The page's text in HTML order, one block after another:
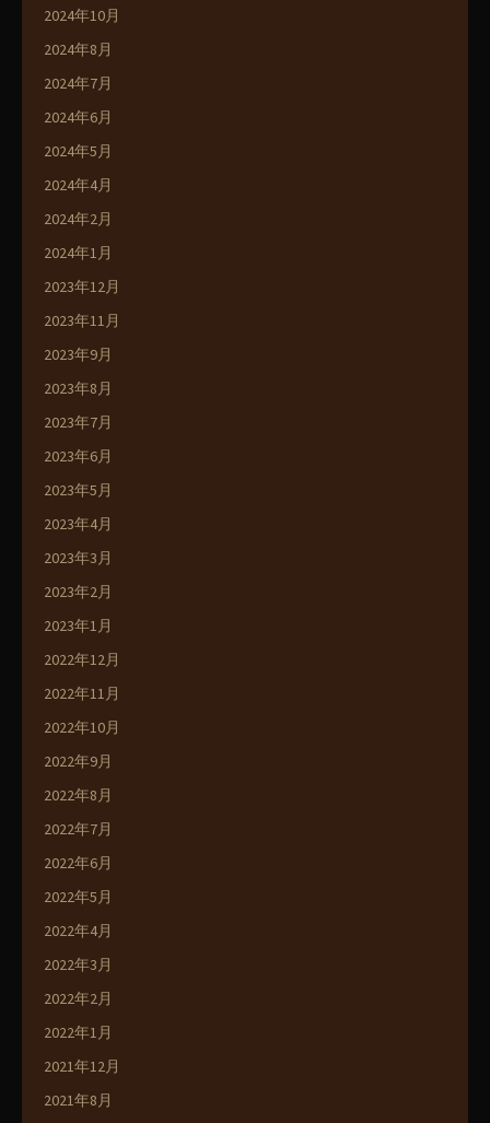
2024年10月
2024年8月
2024年7月
2024年6月
2024年5月
2024年4月
2024年2月
2024年1月
2023年12月
2023年11月
2023年9月
2023年8月
2023年7月
2023年6月
2023年5月
2023年4月
2023年3月
2023年2月
2023年1月
2022年12月
2022年11月
2022年10月
2022年9月
2022年8月
2022年7月
2022年6月
2022年5月
2022年4月
2022年3月
2022年2月
2022年1月
2021年12月
2021年8月